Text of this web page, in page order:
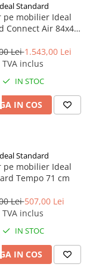
Standard
pe mobilier Ideal
Connect Air 84x46
Lei1.543,00 Lei
TVA inclus
IN STOC
IN COS
Standard
pe mobilier Ideal
Tempo 71 cm
Lei507,00 Lei
TVA inclus
IN STOC
IN COS